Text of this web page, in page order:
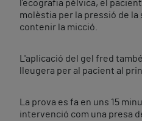
l'ecografia pèlvica, el
molèstia per la pressió de la
contenir la micció.
L'aplicació del gel fred
lleugera per al pacient al
La prova es fa en uns 15
intervenció com una presa